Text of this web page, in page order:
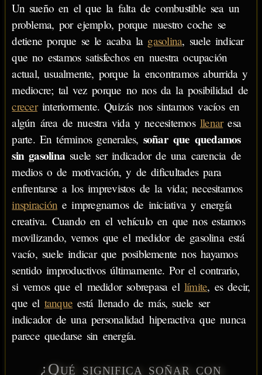
Un sueño en el que la falta de combustible sea un
problema, por ejemplo, porque nuestro coche se
detiene porque se le acaba la gasolina, suele indicar
que no estamos satisfechos en nuestra ocupación
actual, usualmente, porque la encontramos aburrida y
mediocre; tal vez porque no nos da la posibilidad de
crecerinteriormente. Quizás nos sintamos vacíos en
algún área de nuestra vida y necesitemos llenaresa
parte. En términos generales, soñar que quedamos
sin gasolina suele ser indicador de una carencia de
medios o de motivación, y de dificultades para
enfrentarse a los imprevistos de la vida; necesitamos
inspiración e impregnarnos de iniciativa y energía
creativa. Cuando en el vehículo en que nos estamos
movilizando, vemos que el medidor de gasolina está
vacío, suele indicar que posiblemente nos hayamos
sentido improductivos últimamente. Por el contrario,
si vemos que el medidor sobrepasa el límite, es decir,
que el tanque está llenado de más, suele ser
indicador de una personalidad hiperactiva que nunca
parece quedarse sin energía.
¿Qué significa soñar con